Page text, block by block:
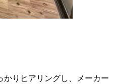
りヒアリングし、メーカー